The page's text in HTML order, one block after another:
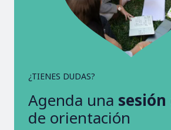
¿TIENES DUDAS?
Agenda una
de orientación